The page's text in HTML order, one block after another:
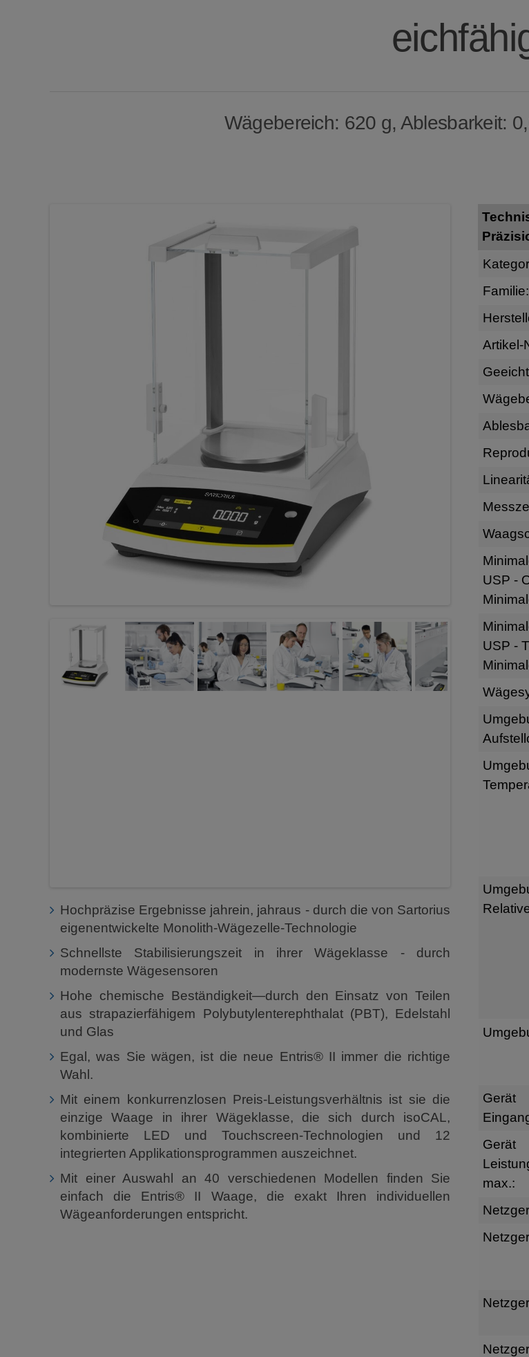
Wägebereich: 620 g, Ablesbarkeit:
Hochpräzise Ergebnisse jahrein, jahraus - durch die von Sartorius
eigenentwickelte Monolith-Wägezelle-Technologie
Schnellste Stabilisierungszeit in ihrer Wägeklasse - durch
modernste Wägesensoren
Hohe chemische Beständigkeit—durch den Einsatz von Teilen
aus strapazierfähigem Polybutylenterephthalat (PBT), Edelstahl
und Glas
Egal, was Sie wägen, ist die neue Entris® II immer die richtige
Wahl.
Mit einem konkurrenzlosen Preis-Leistungsverhältnis ist sie die
einzige Waage in ihrer Wägeklasse, die sich durch isoCAL,
kombinierte LED und Touchscreen-Technologien und 12
integrierten Applikationsprogrammen auszeichnet.
Mit einer Auswahl an 40 verschiedenen Modellen finden Sie
einfach die Entris® II Waage, die exakt Ihren individuellen
Wägeanforderungen entspricht.
Familie:
Artikel-
USP -
USP -
Gerät
Gerät
max.: